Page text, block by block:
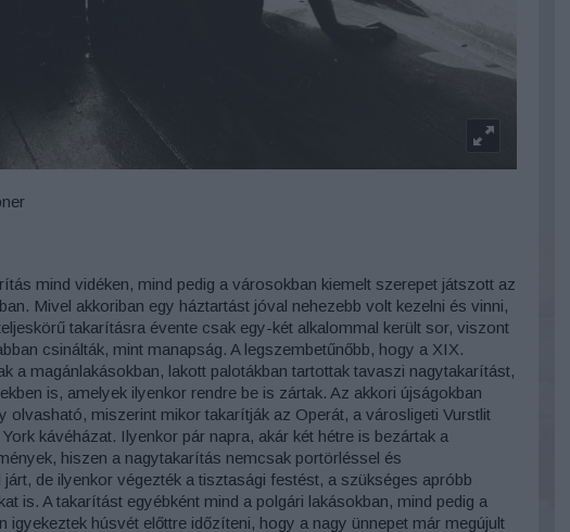
mind vidéken, mind pedig a városokban kiemelt szerepet játszott az
Mivel akkoriban egy háztartást jóval nehezebb volt kezelni és vinni,
takarításra évente csak egy-két alkalommal került sor, viszont
csinálták, mint manapság. A legszembetűnőbb, hogy a XIX.
a magánlakásokban, lakott palotákban tartottak tavaszi nagytakarítást,
is, amelyek ilyenkor rendre be is zártak. Az akkori újságokban
olvasható, miszerint mikor takarítják az Operát, a városligeti Vurstlit
kávéházat. Ilyenkor pár napra, akár két hétre is bezártak a
hiszen a nagytakarítás nemcsak portörléssel és
de ilyenkor végezték a tisztasági festést, a szükséges apróbb
is. A takarítást egyébként mind a polgári lakásokban, mind pedig a
igyekeztek húsvét előttre időzíteni, hogy a nagy ünnepet már megújult